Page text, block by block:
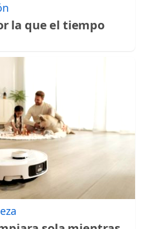
la que el tiempo